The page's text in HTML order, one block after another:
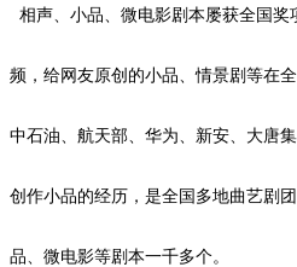
相声、小品、微电影剧本屡获全国
频，给网友原创的小品、情景剧等在
中石油、航天部、华为、新安、大唐
创作小品的经历，是全国多地曲艺剧
品、微电影等剧本一千多个。